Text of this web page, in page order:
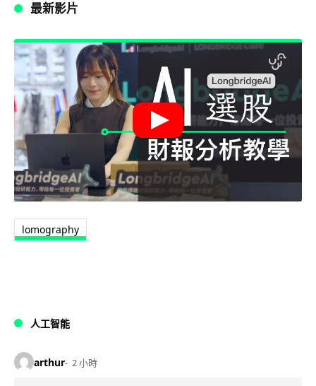
最新影片
lomography
人工智能
arthur 2 小時